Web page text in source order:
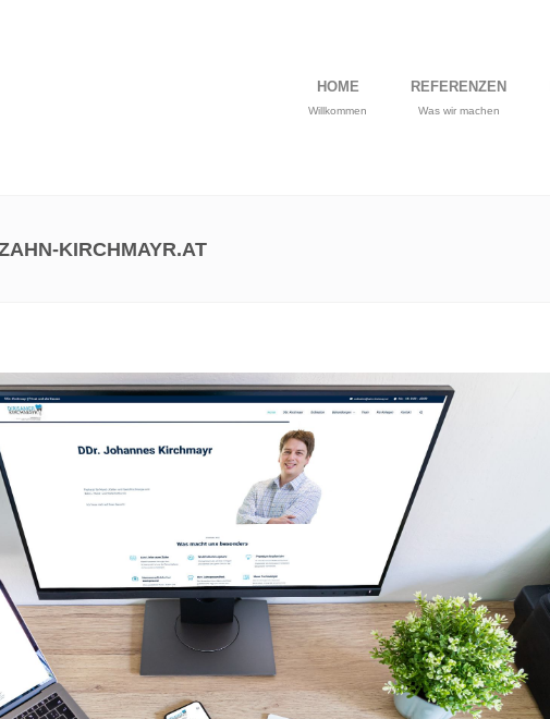
HOME
Willkommen
REFERENZEN
Was wir machen
KIRCHMAYR.AT